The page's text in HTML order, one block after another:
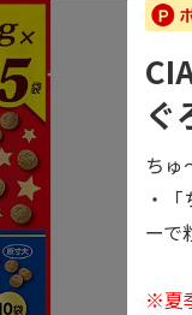
ぐ
ちゅ
・
ーで
※夏